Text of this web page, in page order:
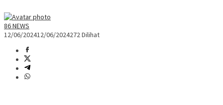
86 NEWS
12/06/202412/06/2024272 Dilihat